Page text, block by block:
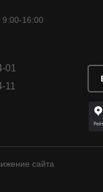
9:00-16:00
01
11
сайта